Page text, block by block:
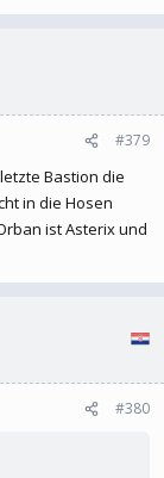
#379
Bastion die
in die Hosen
ist Asterix und
#380